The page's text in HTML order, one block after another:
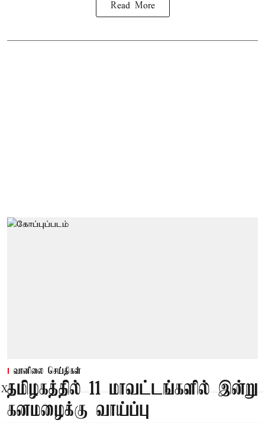
Read More
வானிலை செய்திகள்
தமிழகத்தில் 11 மாவட்டங்களில் இன்று
கனமழைக்கு வாய்ப்பு
X